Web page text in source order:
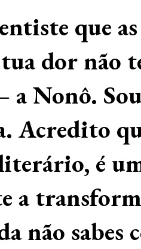
que
tua dor não
a Nonô.
Acredito
é
a
não